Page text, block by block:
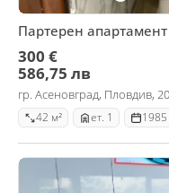
Партерен апартамент
300 €
586,75 лв
гр. Асеновград, Пловдив,
42 м² ет. 1 1985